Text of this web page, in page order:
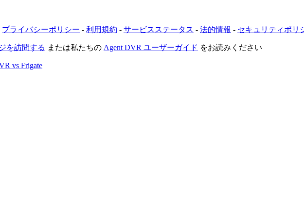
プライバシーポリシー - 利用規約 - サービスステータス - 法的情報 - セキュリティポリ
を訪問する または私たちの Agent DVR ユーザーガイド をお読みください
vs Frigate